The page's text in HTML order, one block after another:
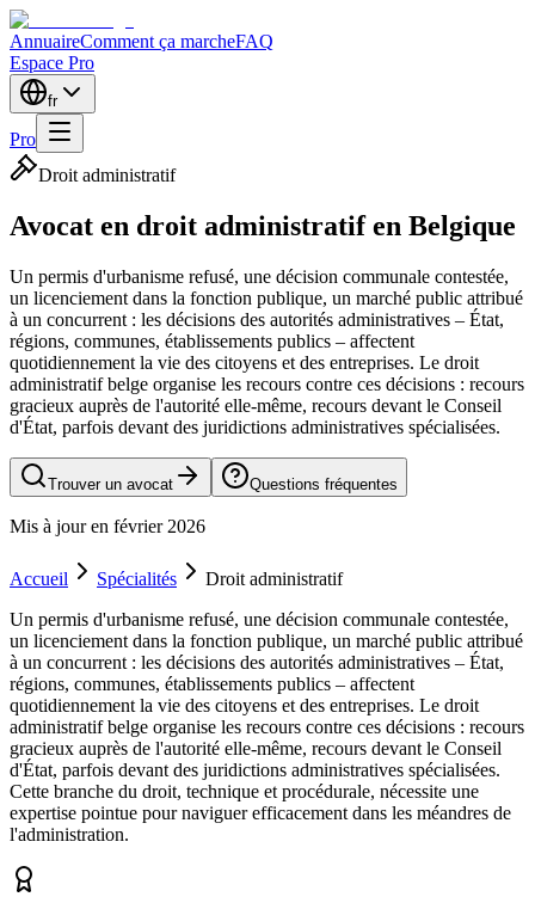
AnnuaireComment ça marcheFAQ
Espace Pro
fr
Pro
Droit administratif
Avocat en droit administratif en Belgique
Un permis d'urbanisme refusé, une décision communale contestée,
un licenciement dans la fonction publique, un marché public attribué
à un concurrent : les décisions des autorités administratives – État,
régions, communes, établissements publics – affectent
quotidiennement la vie des citoyens et des entreprises. Le droit
administratif belge organise les recours contre ces décisions : recours
gracieux auprès de l'autorité elle-même, recours devant le Conseil
d'État, parfois devant des juridictions administratives spécialisées.
Trouver un avocat Questions fréquentes
Mis à jour en février 2026
Accueil Spécialités
Droit administratif
Un permis d'urbanisme refusé, une décision communale contestée,
un licenciement dans la fonction publique, un marché public attribué
à un concurrent : les décisions des autorités administratives – État,
régions, communes, établissements publics – affectent
quotidiennement la vie des citoyens et des entreprises. Le droit
administratif belge organise les recours contre ces décisions : recours
gracieux auprès de l'autorité elle-même, recours devant le Conseil
d'État, parfois devant des juridictions administratives spécialisées.
Cette branche du droit, technique et procédurale, nécessite une
expertise pointue pour naviguer efficacement dans les méandres de
l'administration.